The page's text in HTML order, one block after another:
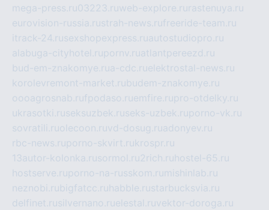
mega-press.ru03223.ruweb-explore.ru rastenuya.ru
eurovision-russia.rustrah-news.rufreeride-team.ru
itrack-24.rusexshopexpress.ruautostudiopro.ru
alabuga-cityhotel.rupornv.ruatlantpereezd.ru
bud-em-znakomye.rua-cdc.ruelektrostal-news.ru
korolevremont-market.rubudem-znakomye.ru
oooagrosnab.rufpodaso.ruemfire.rupro-otdelky.ru
ukrasotki.ruseksuzbek.ruseks-uzbek.ruporno-vk.ru
sovratili.ruolecoon.ruvd-dosug.ruadonyev.ru
rbc-news.ruporno-skvirt.rukrospr.ru
13autor-kolonka.rusormol.ru2rich.ru hostel-65.ru
hostserve.ruporno-na-russkom.ru mishinlab.ru
neznobi.rubigfatcc.ru habble.rustarbucksvia.ru
delfinet.rusilvernano.ruelestal.ruvektor-doroga.ru